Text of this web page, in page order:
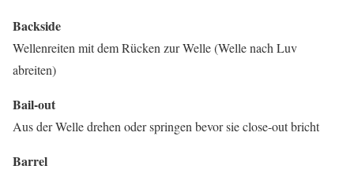
Backside
Wellenreiten mit dem Rücken zur Welle (Welle nach Luv
abreiten)
Bail-out
Aus der Welle drehen oder springen bevor sie close-out bricht
Barrel